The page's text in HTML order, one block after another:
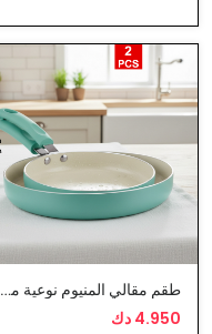
طقم مقالي المنيوم نوعية ممتازة
4.950 دك